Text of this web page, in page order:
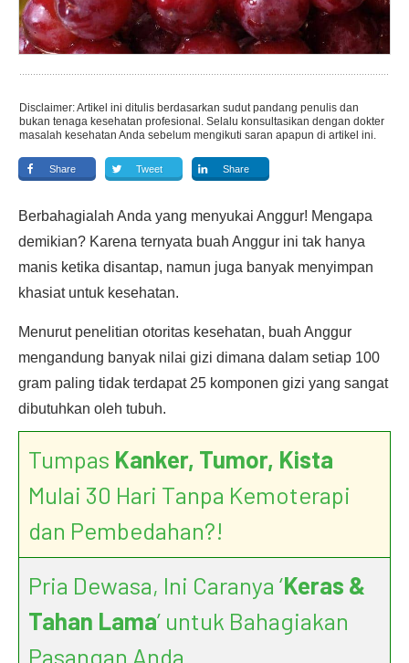
Disclaimer: Artikel ini ditulis berdasarkan sudut pandang penulis dan
bukan tenaga kesehatan profesional. Selalu konsultasikan dengan dokter
masalah kesehatan Anda sebelum mengikuti saran apapun di artikel ini.
Share Tweet Share
Berbahagialah Anda yang menyukai Anggur! Mengapa
demikian? Karena ternyata buah Anggur ini tak hanya
manis ketika disantap, namun juga banyak menyimpan
khasiat untuk kesehatan.
Menurut penelitian otoritas kesehatan, buah Anggur
mengandung banyak nilai gizi dimana dalam setiap 100
gram paling tidak terdapat 25 komponen gizi yang sangat
dibutuhkan oleh tubuh.
Tumpas Kanker, Tumor, Kista
Mulai 30 Hari Tanpa Kemoterapi
dan Pembedahan?!
Pria Dewasa, Ini Caranya ‘Keras &
Tahan Lama’ untuk Bahagiakan
Pasangan Anda.